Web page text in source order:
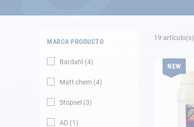
Tienda y ocio
19 artículo(s)
NEW
MARCA PRODUCTO
Bardahl 4
Matt chem 4
Stopsel 3
AD 1